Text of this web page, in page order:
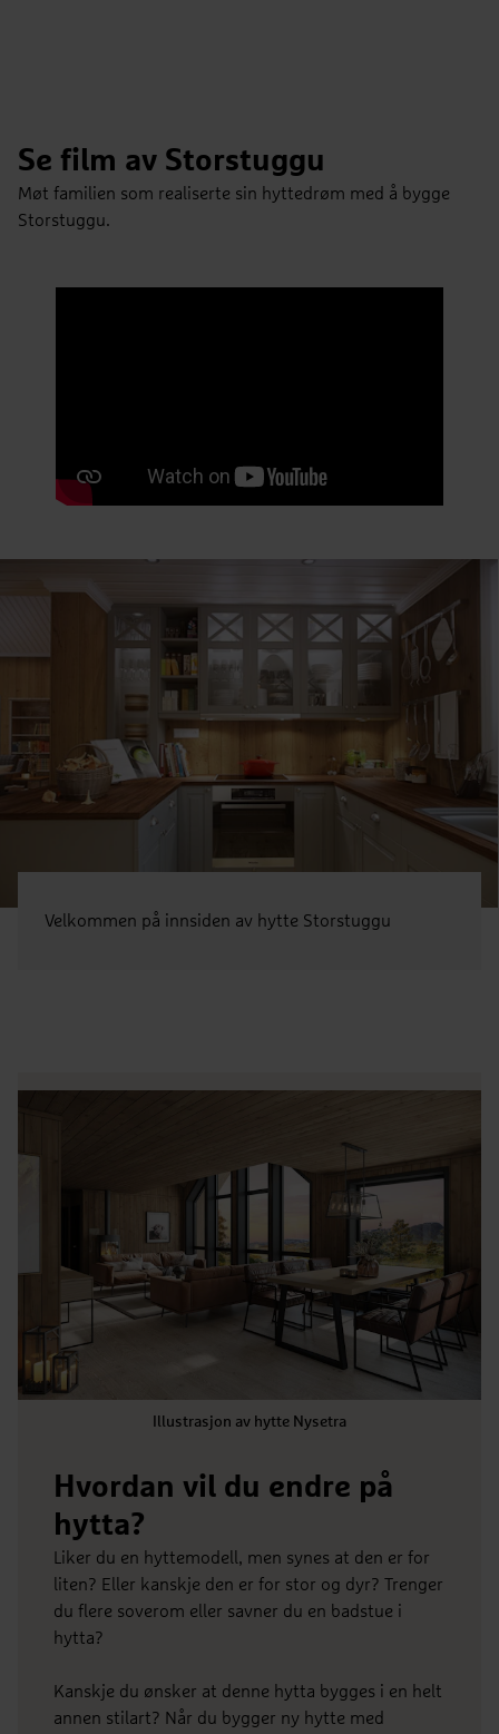
Se film av Storstuggu
Møt familien som realiserte sin hyttedrøm med å bygge
Storstuggu.
Velkommen på innsiden av hytte Storstuggu
Illustrasjon av hytte Nysetra
Hvordan vil du endre på
hytta?
Liker du en hyttemodell, men synes at den er for
liten? Eller kanskje den er for stor og dyr? Trenger
du flere soverom eller savner du en badstue i
hytta?
Kanskje du ønsker at denne hytta bygges i en helt
annen stilart? Når du bygger ny hytte med